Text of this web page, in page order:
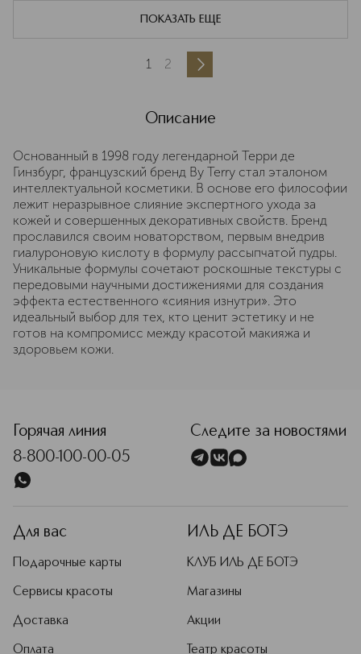
ПОКАЗАТЬ ЕЩЕ
1 2
Описание
Основанный в 1998 году легендарной Терри де
Гинзбург, французский бренд By Terry стал эталоном
интеллектуальной косметики. В основе его философии
лежит неразрывное слияние экспертного ухода за
кожей и совершенных декоративных свойств. Бренд
прославился своим новаторством, первым внедрив
гиалуроновую кислоту в формулу рассыпчатой пудры.
Уникальные формулы сочетают роскошные текстуры с
передовыми научными достижениями для создания
эффекта естественного «сияния изнутри». Это
идеальный выбор для тех, кто ценит эстетику и не
готов на компромисс между красотой макияжа и
здоровьем кожи.
Горячая линия
8-800-100-00-05
Следите за новостями
Для вас
Подарочные карты
Сервисы красоты
Доставка
Оплата
ИЛЬ ДЕ БОТЭ
КЛУБ ИЛЬ ДЕ БОТЭ
Магазины
Акции
Театр красоты